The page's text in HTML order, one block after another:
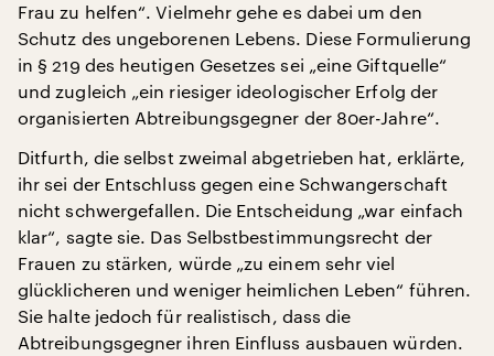
Frau zu helfen“. Vielmehr gehe es dabei um den
Schutz des ungeborenen Lebens. Diese Formulierung
in § 219 des heutigen Gesetzes sei „eine Giftquelle“
und zugleich „ein riesiger ideologischer Erfolg der
organisierten Abtreibungsgegner der 80er-Jahre“.
Ditfurth, die selbst zweimal abgetrieben hat, erklärte,
ihr sei der Entschluss gegen eine Schwangerschaft
nicht schwergefallen. Die Entscheidung „war einfach
klar“, sagte sie. Das Selbstbestimmungsrecht der
Frauen zu stärken, würde „zu einem sehr viel
glücklicheren und weniger heimlichen Leben“ führen.
Sie halte jedoch für realistisch, dass die
Abtreibungsgegner ihren Einfluss ausbauen würden.